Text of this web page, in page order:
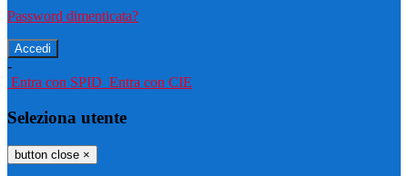
Password dimenticata?
-
Entra con SPID Entra con CIE
Seleziona utente
button close ×